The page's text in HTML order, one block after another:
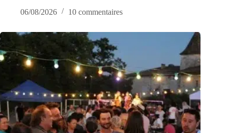
06/08/2026
10 commentaires